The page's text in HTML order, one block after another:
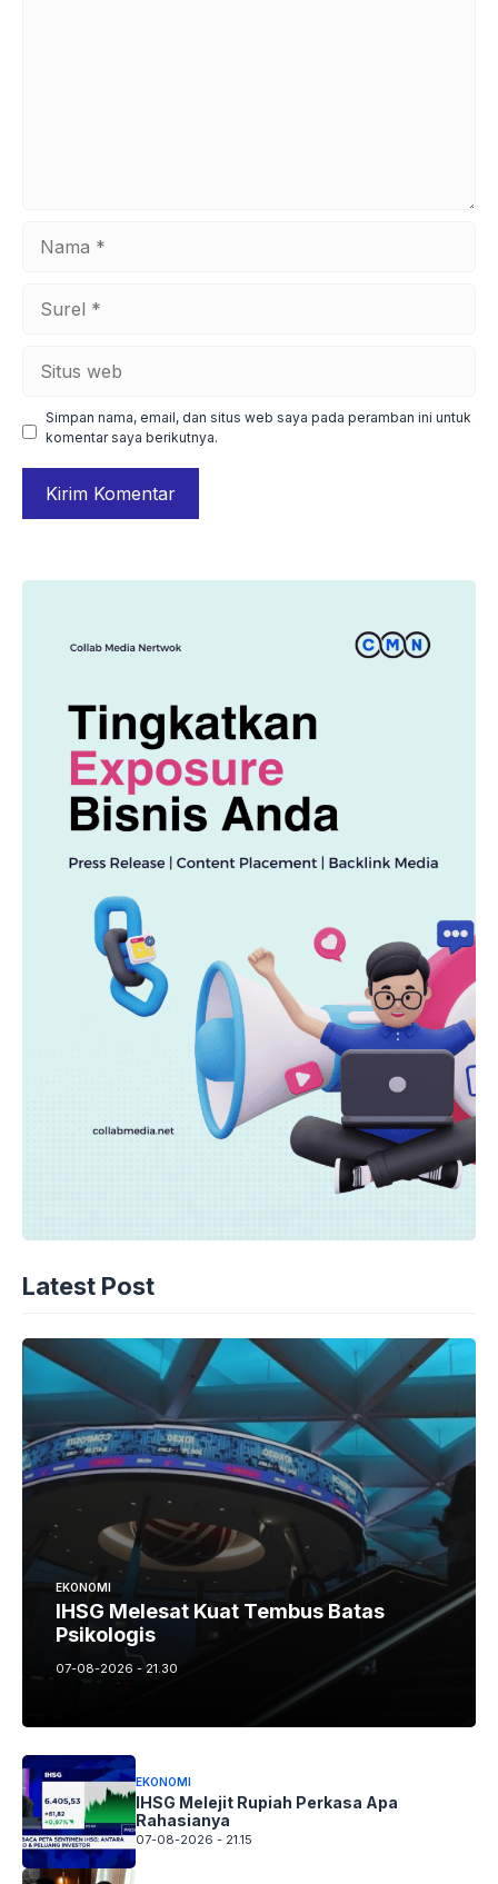
Simpan nama, email, dan situs web saya pada peramban ini untuk
komentar saya berikutnya.
Latest Post
EKONOMI
IHSG Melesat Kuat Tembus Batas
Psikologis
07-08-2026 - 21.30
EKONOMI
IHSG Melejit Rupiah Perkasa Apa
Rahasianya
07-08-2026 - 21.15